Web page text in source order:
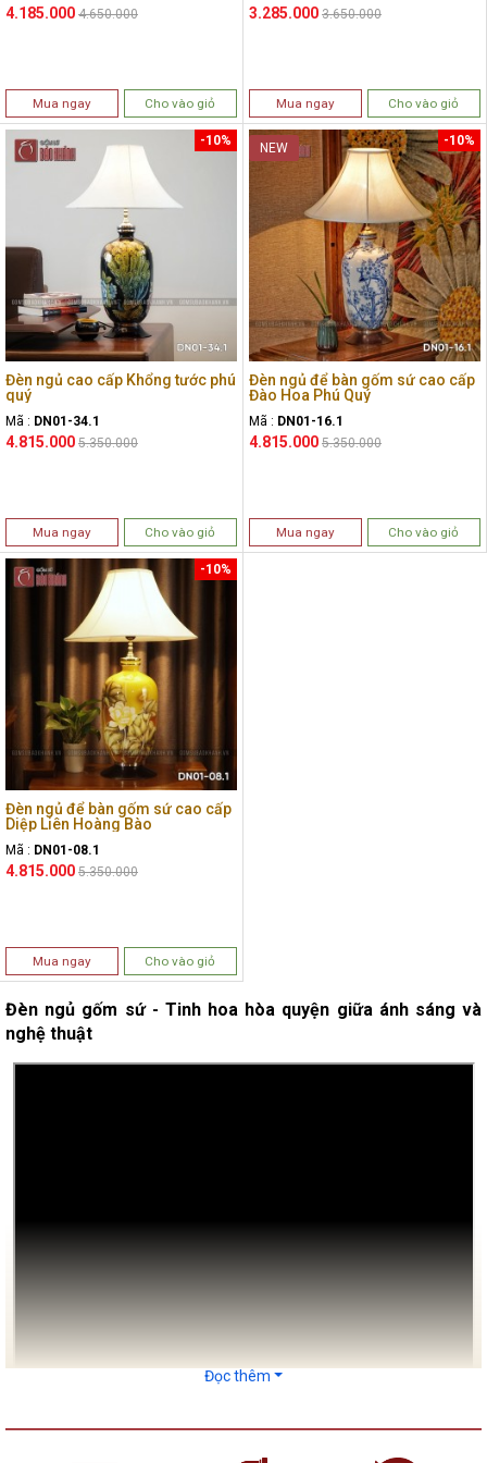
4.185.000 4.650.000
Mua ngay Cho vào giỏ
3.285.000 3.650.000
Mua ngay Cho vào giỏ
Đèn ngủ cao cấp Khổng tước phú
quý
Mã : DN01-34.1
4.815.000
-10%
5.350.000
Mua ngay Cho vào giỏ
Đèn ngủ để bàn gốm sứ cao cấp
Đào Hoa Phú Quý
Mã : DN01-16.1
4.815.000
-10%
5.350.000
NEW
Mua ngay Cho vào giỏ
Đèn ngủ để bàn gốm sứ cao cấp
Diệp Liên Hoàng Bào
Mã : DN01-08.1
4.815.000
-10%
5.350.000
Mua ngay Cho vào giỏ
Đèn ngủ gốm sứ - Tinh hoa hòa quyện giữa ánh sáng và
nghệ thuật
Đọc thêm